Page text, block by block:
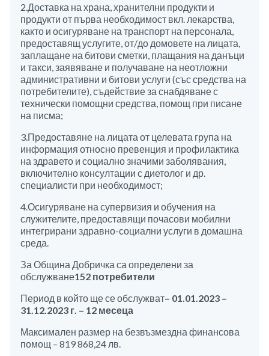
2.Доставка на храна, хранителни продукти и
продукти от първа необходимост вкл. лекарства,
както и осигуряване на транспорт на персонала,
предоставящ услугите, от/до домовете на лицата,
заплащане на битови сметки, плащания на данъци
и такси, заявяване и получаване на неотложни
административни и битови услуги (със средства на
потребителите), съдействие за снабдяване с
технически помощни средства, помощ при писане
на писма;
3.Предоставяне на лицата от целевата група на
информация относно превенция и профилактика
на здравето и социално значими заболявания,
включително консултации с диетолог и др.
специалисти при необходимост;
4.Осигуряване на супервизия и обучения на
служителите, предоставящи почасови мобилни
интегрирани здравно-социални услуги в домашна
среда.
За Община Добричка са определени за
обслужване152 потребители
Период в който ще се обслужват– 01.01.2023 –
31.12.2023 г. – 12 месеца
Максимален размер на безвъзмездна финансова
помощ – 819 868,24 лв.